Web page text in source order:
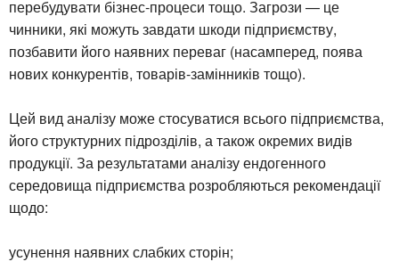
перебудувати бізнес-процеси тощо. Загрози — це
чинники, які можуть завдати шкоди підприємству,
позбавити його наявних переваг (насамперед, поява
нових конкурентів, товарів-замінників тощо).
Цей вид аналізу може стосуватися всього підприємства,
його структурних підрозділів, а також окремих видів
продукції. За результатами аналізу ендогенного
середовища підприємства розробляються рекомендації
щодо:
усунення наявних слабких сторін;